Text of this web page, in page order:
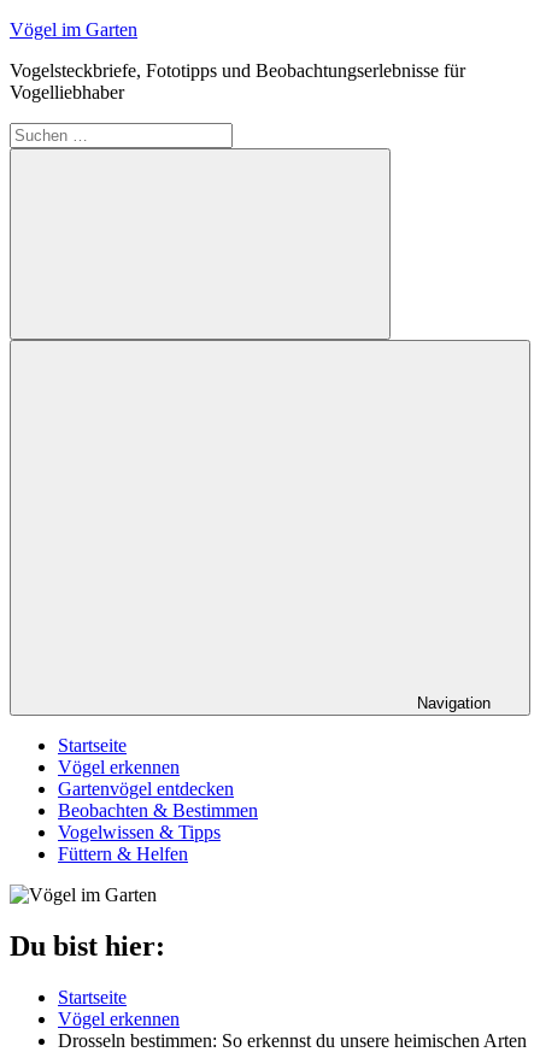
Zum
springen
Vögel im Garten
Vogelsteckbriefe, Fototipps und Beobachtungserlebnisse für
Vogelliebhaber
Suchen
nach:
Suchen
Navigation
Startseite
Vögel erkennen
Gartenvögel entdecken
Beobachten & Bestimmen
Vogelwissen & Tipps
Füttern & Helfen
Du bist hier:
Startseite
Vögel erkennen
Drosseln bestimmen: So erkennst du unsere heimischen Arten